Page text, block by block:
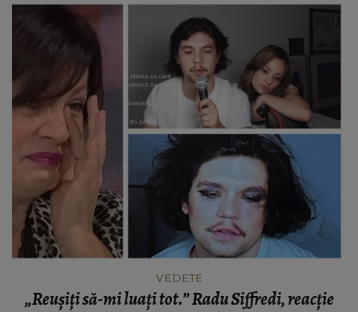
VEDETE
„Reușiți să-mi luați tot.” Radu Siffredi, reacție